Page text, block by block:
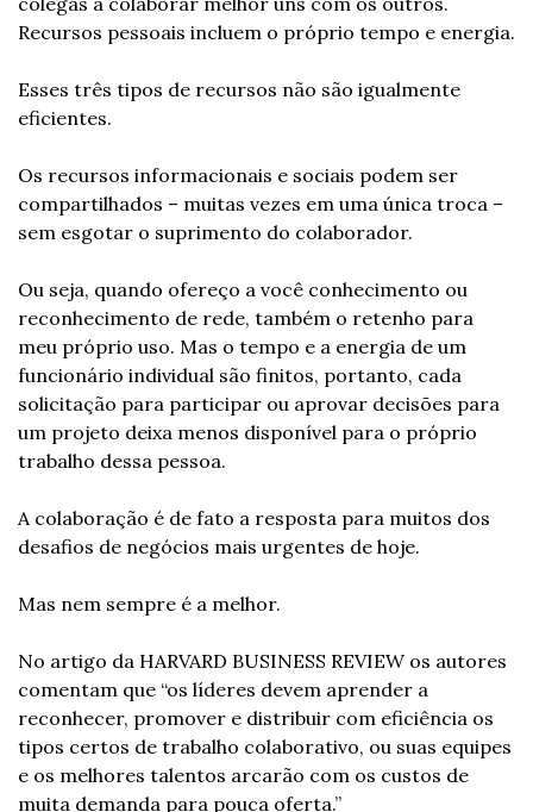
Recursos pessoais incluem o próprio tempo e energia.
Esses três tipos de recursos não são igualmente
eficientes.
Os recursos informacionais e sociais podem ser
compartilhados – muitas vezes em uma única troca –
sem esgotar o suprimento do colaborador.
Ou seja, quando ofereço a você conhecimento ou
reconhecimento de rede, também o retenho para
meu próprio uso. Mas o tempo e a energia de um
funcionário individual são finitos, portanto, cada
solicitação para participar ou aprovar decisões para
um projeto deixa menos disponível para o próprio
trabalho dessa pessoa.
A colaboração é de fato a resposta para muitos dos
desafios de negócios mais urgentes de hoje.
Mas nem sempre é a melhor.
No artigo da HARVARD BUSINESS REVIEW os autores
comentam que “os líderes devem aprender a
reconhecer, promover e distribuir com eficiência os
tipos certos de trabalho colaborativo, ou suas equipes
e os melhores talentos arcarão com os custos de
muita demanda para pouca oferta.”